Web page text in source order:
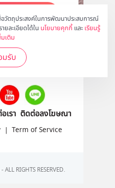
วัตถุประสงค์ในการพัฒนาประสบการณ์
ยละเอียดได้ใน นโยบายคุกกี้ และ เรียนรู้
เติม
มรับ
คร
เราได้ที่
เรา ติดต่อลงโฆษณา
| Term of Service
RIGHTS RESERVED.